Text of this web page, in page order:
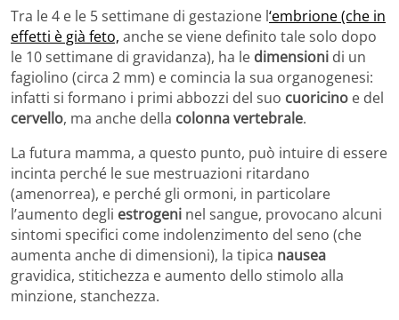
Tra le 4 e le 5 settimane di gestazione l‘embrione (che in
effetti è già feto, anche se viene definito tale solo dopo
le 10 settimane di gravidanza), ha le dimensioni di un
fagiolino (circa 2 mm) e comincia la sua organogenesi:
infatti si formano i primi abbozzi del suo cuoricino e del
cervello, ma anche della colonna vertebrale.
La futura mamma, a questo punto, può intuire di essere
incinta perché le sue mestruazioni ritardano
(amenorrea), e perché gli ormoni, in particolare
l’aumento degli estrogeni nel sangue, provocano alcuni
sintomi specifici come indolenzimento del seno (che
aumenta anche di dimensioni), la tipica nausea
gravidica, stitichezza e aumento dello stimolo alla
minzione, stanchezza.